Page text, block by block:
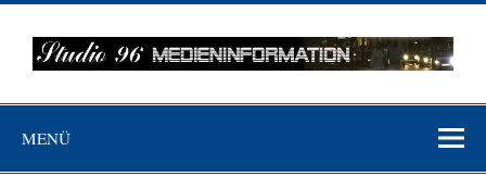
Zum
springen
MEDIENINFO-
BERLIN
MENÜ